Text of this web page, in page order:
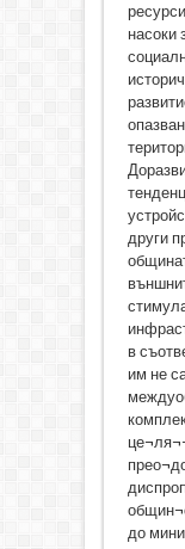
насоки
други
в
им не
до